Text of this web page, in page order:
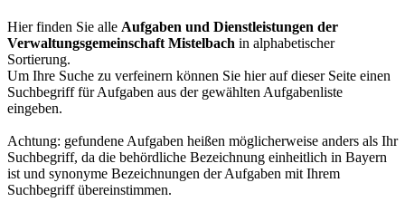
Hier finden Sie alle Aufgaben und Dienstleistungen der
Verwaltungsgemeinschaft Mistelbach in alphabetischer
Sortierung.
Um Ihre Suche zu verfeinern können Sie hier auf dieser Seite einen
Suchbegriff für Aufgaben aus der gewählten Aufgabenliste
eingeben.
Achtung: gefundene Aufgaben heißen möglicherweise anders als Ihr
Suchbegriff, da die behördliche Bezeichnung einheitlich in Bayern
ist und synonyme Bezeichnungen der Aufgaben mit Ihrem
Suchbegriff übereinstimmen.